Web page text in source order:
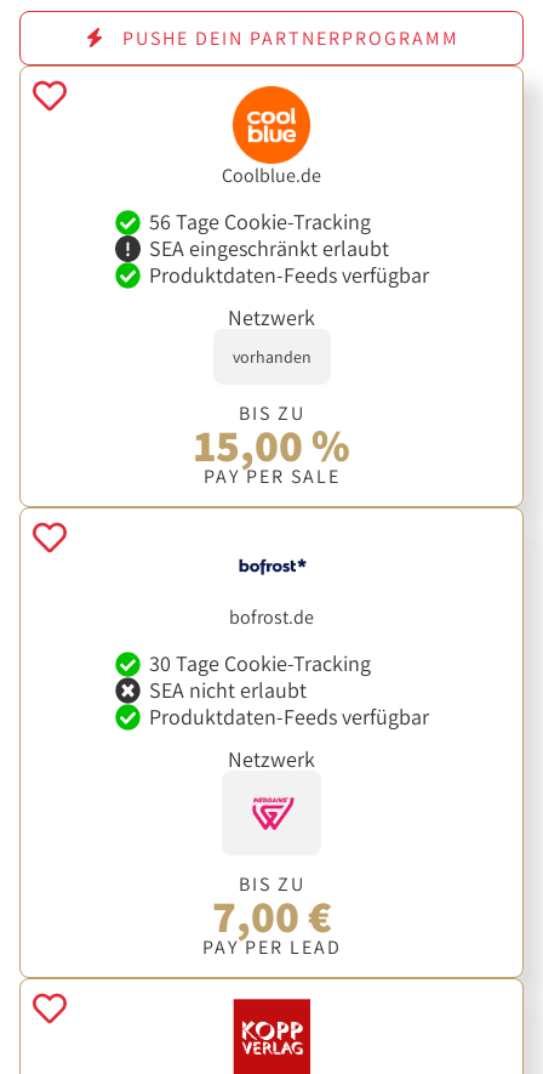
PUSHE DEIN PARTNERPROGRAMM
Coolblue.de
56 Tage Cookie-Tracking
SEA eingeschränkt erlaubt
Produktdaten-Feeds verfügbar
Netzwerk
vorhanden
BIS ZU
15,00 %
PAY PER SALE
bofrost.de
30 Tage Cookie-Tracking
SEA nicht erlaubt
Produktdaten-Feeds verfügbar
Netzwerk
BIS ZU
7,00 €
PAY PER LEAD